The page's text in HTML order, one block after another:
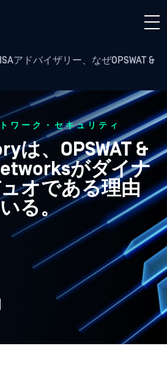
アドバイザリー、なぜOPSWAT &
ワーク・セキュリティ
は、OPSWAT &
がダイナ
オである理由
る。